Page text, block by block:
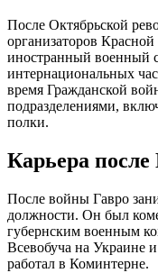
После Октябрьской
организаторов
иностранный военный
интернациональных
время Гражданской
подразделениями,
полки.
Карьера
После войны Гавро
должности. Он был
губернским военным
Всевобуча на Украине
работал в Коминтерне.